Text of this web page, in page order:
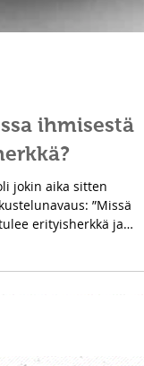
ihmisestä